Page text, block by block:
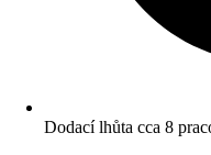
Dodací lhůta cca 8